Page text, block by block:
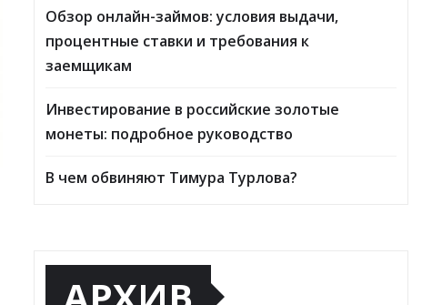
Обзор онлайн-займов: условия выдачи,
процентные ставки и требования к
заемщикам
Инвестирование в российские золотые
монеты: подробное руководство
В чем обвиняют Тимура Турлова?